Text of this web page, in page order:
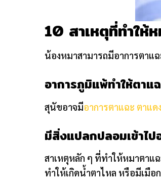
10 สาเหตุที่ทำให้
น้องหมาสามารถมีอาการตาแ
อาการภูมิแพ้ทำให้ตาแ
สุนัขอาจมีอาการตาแฉะ ตาแ
มีสิ่งแปลกปลอมเข้าไป
สาเหตุหลัก ๆ ที่ทำให้หมาตาแ
ทำให้เกิดน้ำตาไหล หรือมีเมือ